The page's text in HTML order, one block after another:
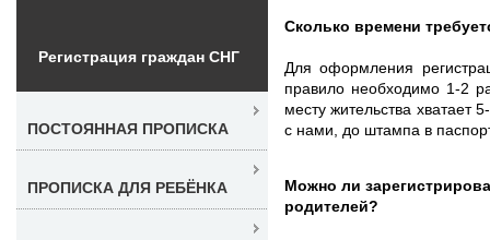
Сколько времени
Для оформления
правило необходимо 1-2
месту жительства хватает
с нами, до штампа в
Можно ли
родителей?
Регистрация граждан СНГ
ПОСТОЯННАЯ ПРОПИСКА
ПРОПИСКА ДЛЯ РЕБЁНКА